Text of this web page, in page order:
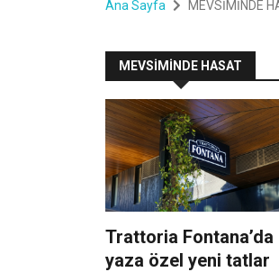
Ana Sayfa MEVSİMİNDE
MEVSİMİNDE HASAT
Trattoria Fontana’da
yaza özel yeni tatlar